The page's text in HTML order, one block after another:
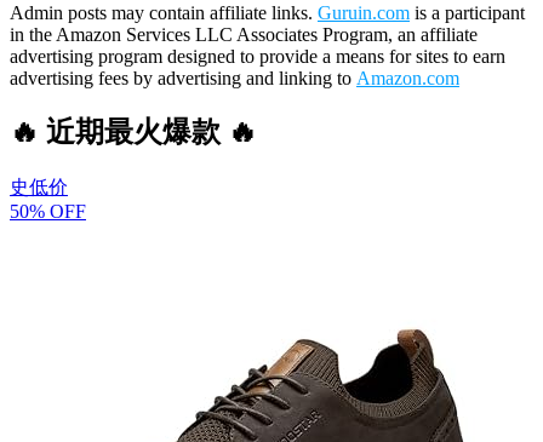
Admin posts may contain affiliate links. Guruin.com is a participant
in the Amazon Services LLC Associates Program, an affiliate
advertising program designed to provide a means for sites to earn
advertising fees by advertising and linking to Amazon.com
🔥 近期最火爆款 🔥
史低价
50% OFF